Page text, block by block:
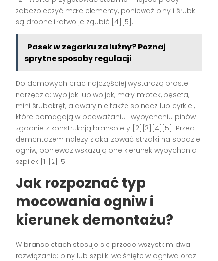
zabezpieczyć małe elementy, ponieważ piny i śrubki
są drobne i łatwo je zgubić [4][5].
Pasek w zegarku za luźny? Poznaj
sprytne sposoby regulacji
Do domowych prac najczęściej wystarczą proste
narzędzia: wybijak lub wbijak, mały młotek, pęseta,
mini śrubokręt, a awaryjnie także spinacz lub cyrkiel,
które pomagają w podważaniu i wypychaniu pinów
zgodnie z konstrukcją bransolety [2][3][4][5]. Przed
demontażem należy zlokalizować strzałki na spodzie
ogniw, ponieważ wskazują one kierunek wypychania
szpilek [1][2][5].
Jak rozpoznać typ
mocowania ogniw i
kierunek demontażu?
W bransoletach stosuje się przede wszystkim dwa
rozwiązania: piny lub szpilki wciśnięte w ogniwa oraz